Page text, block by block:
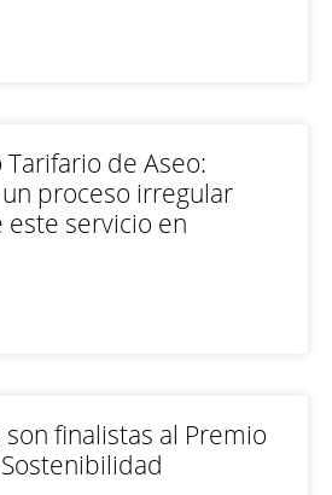
de Aseo:
proceso irregular
servicio en
finalistas al Premio